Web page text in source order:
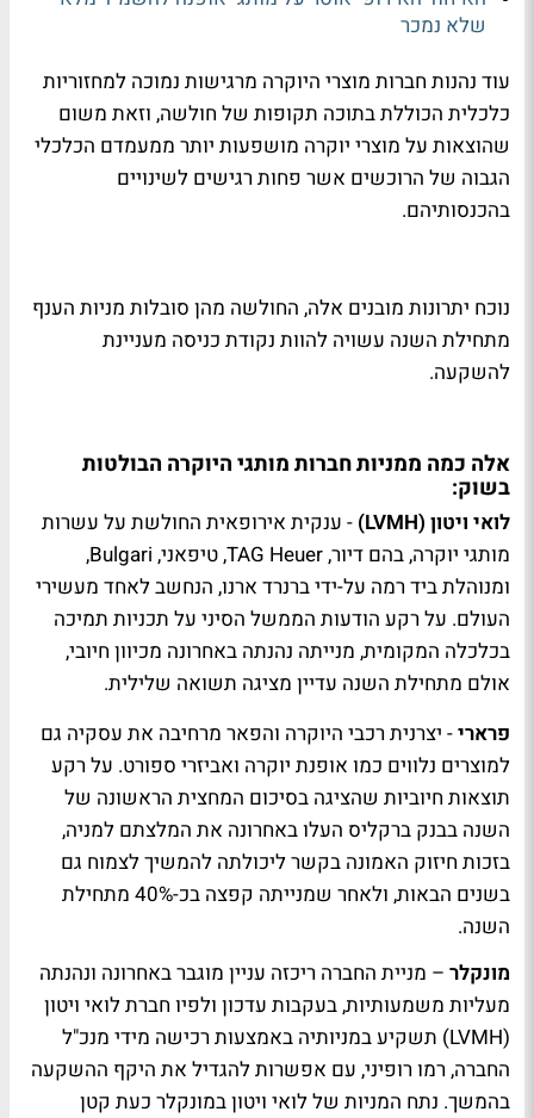
שלא נמכר
עוד נהנות חברות מוצרי היוקרה מרגישות נמוכה למחזוריות
כלכלית הכוללת בתוכה תקופות של חולשה, וזאת משום
שהוצאות על מוצרי יוקרה מושפעות יותר ממעמדם הכלכלי
הגבוה של הרוכשים אשר פחות רגישים לשינויים
בהכנסותיהם.
נוכח יתרונות מובנים אלה, החולשה מהן סובלות מניות הענף
מתחילת השנה עשויה להוות נקודת כניסה מעניינת
להשקעה.
אלה כמה ממניות חברות מותגי היוקרה הבולטות
בשוק:
לואי ויטון (LVMH)
- ענקית אירופאית החולשת על עשרות
מותגי יוקרה, בהם דיור, TAG Heuer, טיפאני, Bulgari,
ומנוהלת ביד רמה על-ידי ברנרד ארנו, הנחשב לאחד מעשירי
העולם. על רקע הודעות הממשל הסיני על תכניות תמיכה
בכלכלה המקומית, מנייתה נהנתה באחרונה מכיוון חיובי,
אולם מתחילת השנה עדיין מציגה תשואה שלילית.
פרארי- יצרנית רכבי היוקרה והפאר מרחיבה את עסקיה גם
למוצרים נלווים כמו אופנת יוקרה ואביזרי ספורט. על רקע
תוצאות חיוביות שהציגה בסיכום המחצית הראשונה של
השנה בבנק ברקליס העלו באחרונה את המלצתם למניה,
בזכות חיזוק האמונה בקשר ליכולתה להמשיך לצמוח גם
בשנים הבאות, ולאחר שמנייתה קפצה בכ-40% מתחילת
השנה.
מונקלר – מניית החברה ריכזה עניין מוגבר באחרונה ונהנתה
מעליות משמעותיות, בעקבות עדכון ולפיו חברת לואי ויטון
(LVMH) תשקיע במניותיה באמצעות רכישה מידי מנכ"ל
החברה, רמו רופיני, עם אפשרות להגדיל את היקף ההשקעה
בהמשך. נתח המניות של לואי ויטון במונקלר כעת קטן